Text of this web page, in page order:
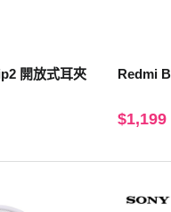
開放式耳夾
Redmi
$1,199